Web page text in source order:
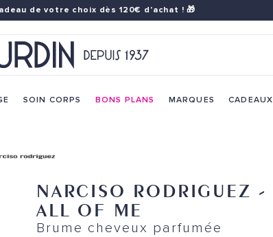
de votre choix dès 120€ d'achat ! 🎁
SOIN CORPS BONS PLANS MARQUES CADEAUX
NARCISO RODRIGUEZ -
ALL OF ME
Brume cheveux parfumée